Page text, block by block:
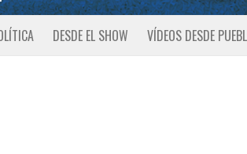
DESDE EL SHOW VÍDEOS DESDE